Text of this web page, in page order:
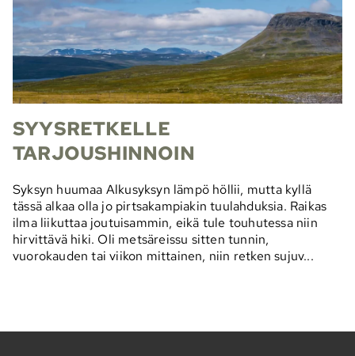
SYYSRETKELLE
TARJOUSHINNOIN
Syksyn huumaa Alkusyksyn lämpö höllii, mutta kyllä
tässä alkaa olla jo pirtsakampiakin tuulahduksia. Raikas
ilma liikuttaa joutuisammin, eikä tule touhutessa niin
hirvittävä hiki. Oli metsäreissu sitten tunnin,
vuorokauden tai viikon mittainen, niin retken sujuv...